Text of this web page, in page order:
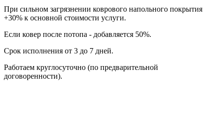
При сильном загрязнении коврового напольного покрытия
+30% к основной стоимости услуги.
Если ковер после потопа - добавляется 50%.
Срок исполнения от 3 до 7 дней.
Работаем круглосуточно (по предварительной
договоренности).